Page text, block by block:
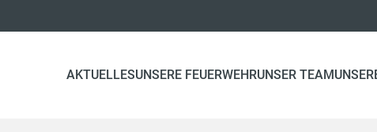
AKTUELLESUNSERE FEUERWEHRUNSER TEAM